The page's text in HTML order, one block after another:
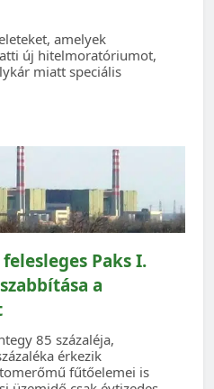
amelyek
új hitelmoratóriumot,
miatt speciális
Paks I.
a
85 százaléja,
érkezik
fűtőelemei is